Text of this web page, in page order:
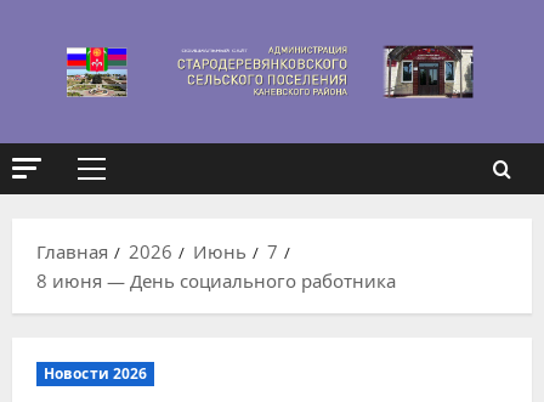
содержимому
Основное
Главная
2026 Июнь
7
8 июня — День социального работника
Новости 2026